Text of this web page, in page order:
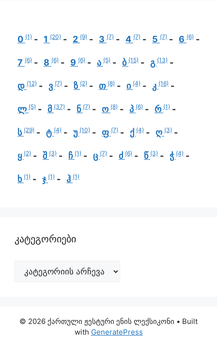
0 (1) 1 (20) 2 (9) 3 (7) 4 (7) 5 (7) 6 (6)
7 (6) 8 (6) 9 (6) ა (5) ბ (15) გ (13)
დ (12) ვ (7) ზ (2) თ (8) ი (4) კ (16)
ლ (5) მ (37) ნ (7) ო (8) პ (6) რ (1)
ს (29) ტ (4) უ (10) ფ (7) ქ (4) ღ (3)
ყ (2) შ (3) ჩ (1) ც (7) ძ (6) წ (3) ჭ (4)
ხ (1) ჯ (1) ჰ (1)
კატეგორიები
© 2026 ქართული ჟესტური ენის ლექსიკონი • Built
with GeneratePress